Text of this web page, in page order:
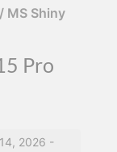
/ MS Shiny
Pro
2026 -